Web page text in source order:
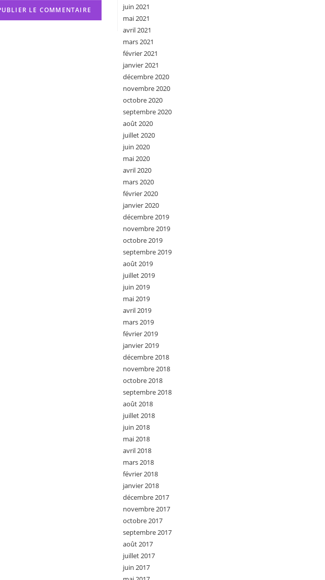
juin 2021
mai 2021
avril 2021
mars 2021
février 2021
janvier 2021
décembre 2020
novembre 2020
octobre 2020
septembre 2020
août 2020
juillet 2020
juin 2020
mai 2020
avril 2020
mars 2020
février 2020
janvier 2020
décembre 2019
novembre 2019
octobre 2019
septembre 2019
août 2019
juillet 2019
juin 2019
mai 2019
avril 2019
mars 2019
février 2019
janvier 2019
décembre 2018
novembre 2018
octobre 2018
septembre 2018
août 2018
juillet 2018
juin 2018
mai 2018
avril 2018
mars 2018
février 2018
janvier 2018
décembre 2017
novembre 2017
octobre 2017
septembre 2017
août 2017
juillet 2017
juin 2017